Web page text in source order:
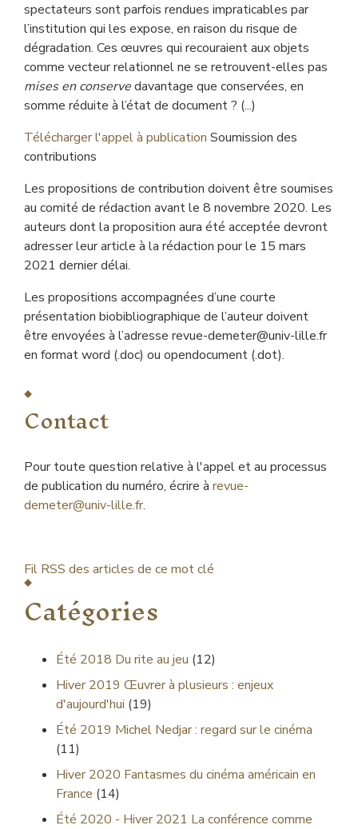
spectateurs sont parfois rendues impraticables par
l’institution qui les expose, en raison du risque de
dégradation. Ces œuvres qui recouraient aux objets
comme vecteur relationnel ne se retrouvent-elles pas
mises en conservedavantage que conservées, en
somme réduite à l’état de document ? (...)
Télécharger l'appel à publication Soumission des
contributions
Les propositions de contribution doivent être soumises
au comité de rédaction avant le 8 novembre 2020. Les
auteurs dont la proposition aura été acceptée devront
adresser leur article à la rédaction pour le 15 mars
2021 dernier délai.
Les propositions accompagnées d’une courte
présentation biobibliographique de l’auteur doivent
être envoyées à l’adresse revue-demeter@univ-lille.fr
en format word (.doc) ou opendocument (.dot).
Contact
Pour toute question relative à l'appel et au processus
de publication du numéro, écrire à revue-
demeter@univ-lille.fr.
Fil RSS des articles de ce mot clé
Catégories
Été 2018 Du rite au jeu (12)
Hiver 2019 Œuvrer à plusieurs : enjeux
d'aujourd'hui (19)
Été 2019 Michel Nedjar : regard sur le cinéma
(11)
Hiver 2020 Fantasmes du cinéma américain en
France (14)
Été 2020 - Hiver 2021 La conférence comme